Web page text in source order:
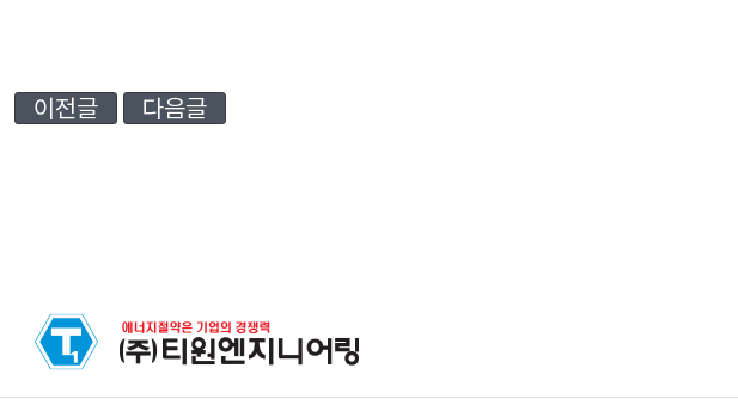
이전글 다음글